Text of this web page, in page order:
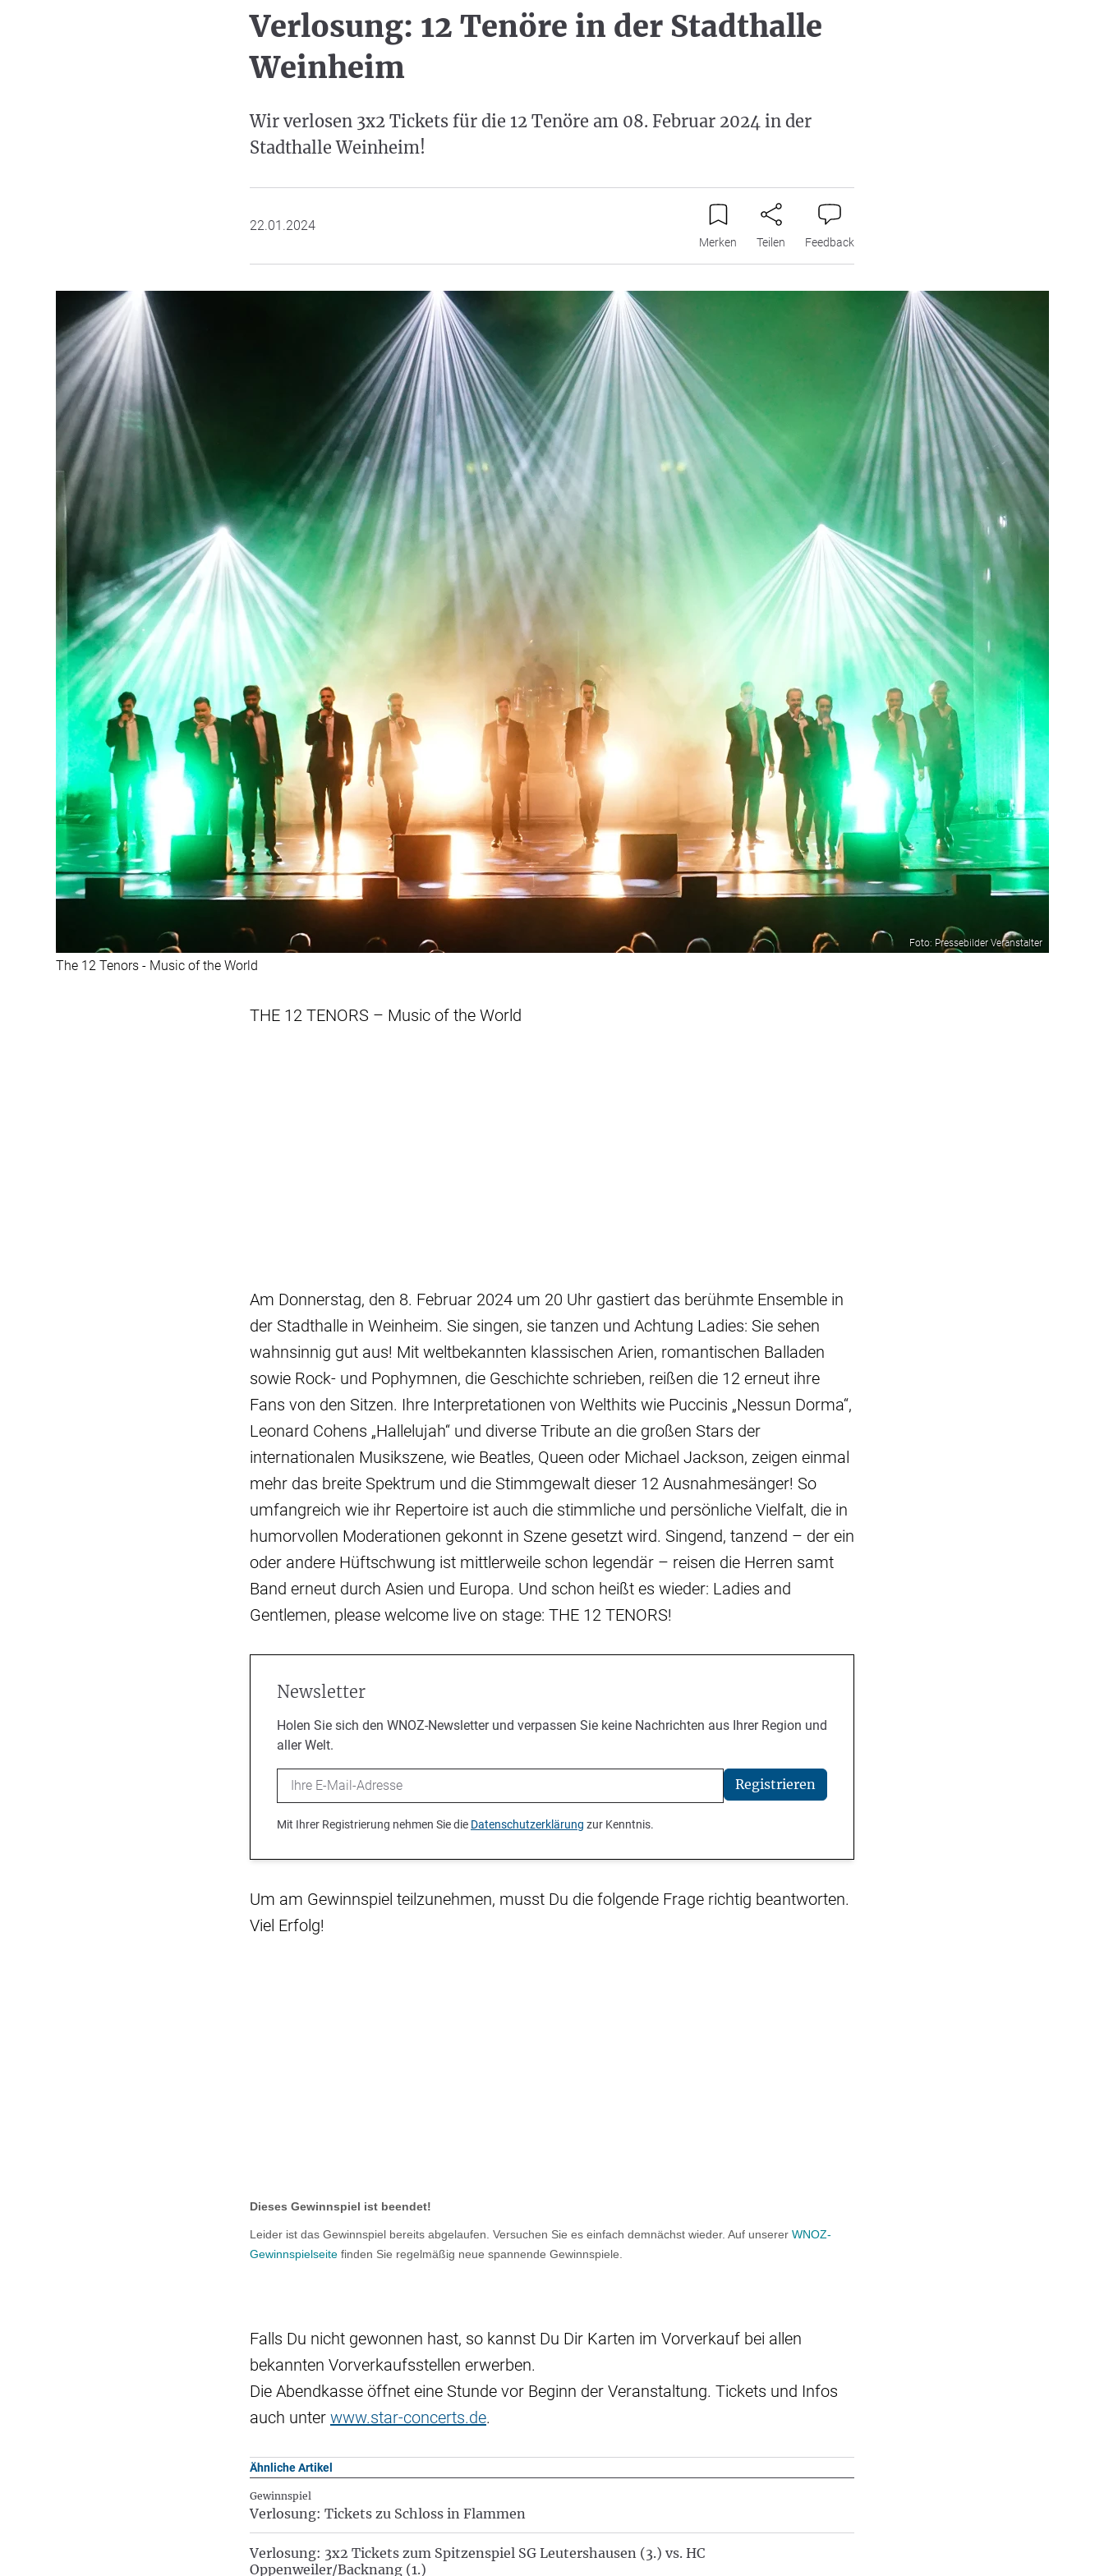
Verlosung: 12 Tenöre in der Stadthalle
Weinheim
Wir verlosen 3x2 Tickets für die 12 Tenöre am 08. Februar 2024 in der
Stadthalle Weinheim!
22.01.2024
Merken Teilen Feedback
Foto: Pressebilder Veranstalter
The 12 Tenors - Music of the World
THE 12 TENORS – Music of the World
Am Donnerstag, den 8. Februar 2024 um 20 Uhr gastiert das berühmte Ensemble in
der Stadthalle in Weinheim. Sie singen, sie tanzen und Achtung Ladies: Sie sehen
wahnsinnig gut aus! Mit weltbekannten klassischen Arien, romantischen Balladen
sowie Rock- und Pophymnen, die Geschichte schrieben, reißen die 12 erneut ihre
Fans von den Sitzen. Ihre Interpretationen von Welthits wie Puccinis „Nessun Dorma“,
Leonard Cohens „Hallelujah“ und diverse Tribute an die großen Stars der
internationalen Musikszene, wie Beatles, Queen oder Michael Jackson, zeigen einmal
mehr das breite Spektrum und die Stimmgewalt dieser 12 Ausnahmesänger! So
umfangreich wie ihr Repertoire ist auch die stimmliche und persönliche Vielfalt, die in
humorvollen Moderationen gekonnt in Szene gesetzt wird. Singend, tanzend – der ein
oder andere Hüftschwung ist mittlerweile schon legendär – reisen die Herren samt
Band erneut durch Asien und Europa. Und schon heißt es wieder: Ladies and
Gentlemen, please welcome live on stage: THE 12 TENORS!
Newsletter
Holen Sie sich den WNOZ-Newsletter und verpassen Sie keine Nachrichten aus Ihrer Region und
aller Welt.
Email Registrieren
Mit Ihrer Registrierung nehmen Sie die Datenschutzerklärung zur Kenntnis.
Um am Gewinnspiel teilzunehmen, musst Du die folgende Frage richtig beantworten.
Viel Erfolg!
Falls Du nicht gewonnen hast, so kannst Du Dir Karten im Vorverkauf bei allen
bekannten Vorverkaufsstellen erwerben.
Die Abendkasse öffnet eine Stunde vor Beginn der Veranstaltung. Tickets und Infos
auch unter www.star-concerts.de.
Ähnliche Artikel
Gewinnspiel
Verlosung: Tickets zu Schloss in Flammen
Verlosung: 3x2 Tickets zum Spitzenspiel SG Leutershausen (3.) vs. HC
Oppenweiler/Backnang (1.)